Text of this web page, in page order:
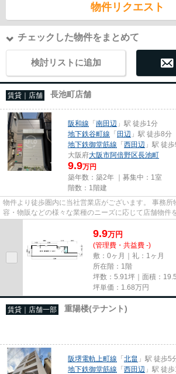
物件リクエスト
チェックした物件をまとめて
検討リストに追加
賃貸｜店舗 長池町店舗
阪和線 「南田辺 」駅 徒歩1分
地下鉄谷町線 「田辺 」駅 徒歩8分
地下鉄御堂筋線 「西田辺 」駅 徒
大阪府大阪市阿倍野区長池町
9.9万円
築年数：築2年 ｜募集中： 1室
階数：1階建
物件より徒歩圏内に当社営業店がございます。 事務所
容・物販などの様々な業種のニーズに応じて店舗物件
尚、弊社ではおとり広告は一切...
9.9万円
(管理費・共益費 -)
敷：0ヶ月｜礼：1ヶ月
所在階：1階
坪数：5.91坪｜面積：
坪単価： 1.68万円
賃貸｜店舗一部 重陽楼(テナント)
阪堺電軌上町線 「北畠 」駅 徒歩5
地下鉄御堂筋線 「西田辺 」駅 徒